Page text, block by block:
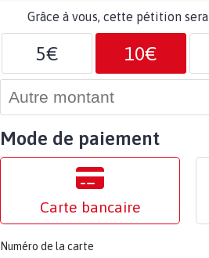
Grâce à vous, cette pétition sera
5€ 10€
Mode de paiement
Carte bancaire
Numéro de la carte